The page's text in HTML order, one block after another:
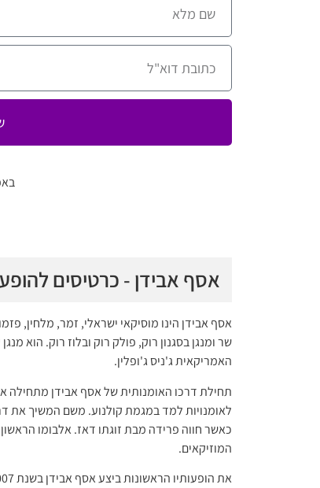
אסף אבידן - כרטיסים
אסף אבידן הינו מוסיקאי ישראלי, זמר, מלחין,
שר ומנגן בסגנון רוק, פולק רוק ובלוז רוק. הוא
האמריקאית ג'ניס ג'ופלין.
תחילת דרכו האומנותית של אסף אבידן מתחילה
כאשר חווה פרידה מבת זוגתו דאז. אלבומו
המוזיקאים.